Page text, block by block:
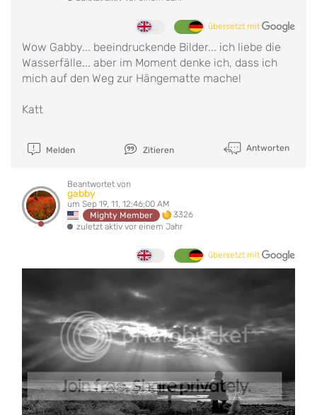
übersetzt mit
Wow Gabby... beeindruckende Bilder... ich liebe die
Wasserfälle... aber im Moment denke ich, dass ich
mich auf den Weg zur Hängematte mache!
Katt
Melden Zitieren Antworten
Beantwortet von
gabby
um Sep 19, 11, 12:46:00 AM
Mighty Member
3326
zuletzt aktiv vor einem Jahr
übersetzt mit